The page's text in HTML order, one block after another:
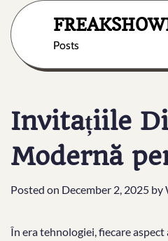
content
Posts
Invitațiile
Modernă
Posted on December 2, 2025 by
În era tehnologiei, fiecare